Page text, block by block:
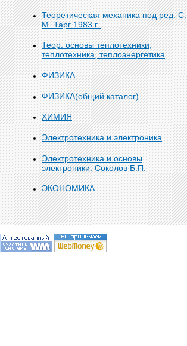
Теоретическая механика под ред. С.
М. Тарг 1983 г.
Теор. основы теплотехники,
теплотехника, теплоэнергетика
ФИЗИКА
ФИЗИКА(общий каталог)
ХИМИЯ
Электротехника и электроника
Электротехника и основы
электроники. Соколов Б.П.
ЭКОНОМИКА